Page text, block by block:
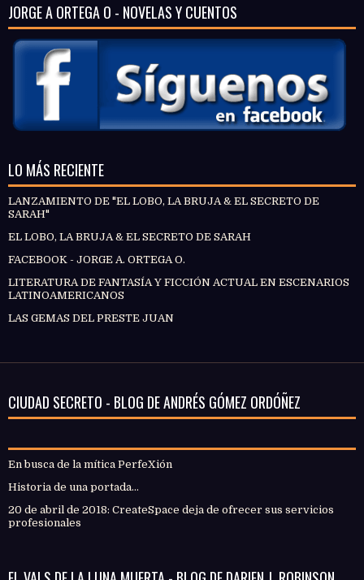
JORGE A ORTEGA O - NOVELAS Y CUENTOS
LO MÁS RECIENTE
LANZAMIENTO DE "EL LOBO, LA BRUJA & EL SECRETO DE
SARAH"
EL LOBO, LA BRUJA & EL SECRETO DE SARAH
FACEBOOK - JORGE A. ORTEGA O.
LITERATURA DE FANTASÍA Y FICCIÓN ACTUAL EN ESCENARIOS
LATINOAMERICANOS
LAS GEMAS DEL PRESTE JUAN
CIUDAD SECRETO - BLOG DE ANDRÉS GÓMEZ ORDÓÑEZ
En busca de la mítica PerfeXión
Historia de una portada...
20 de abril de 2018: CreateSpace deja de ofrecer sus servicios
profesionales